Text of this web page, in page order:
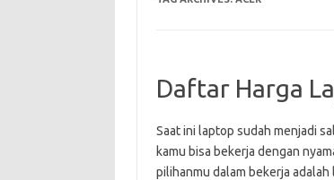
Daftar Harga
Saat ini laptop sudah menjadi
kamu bisa bekerja dengan
pilihanmu dalam bekerja